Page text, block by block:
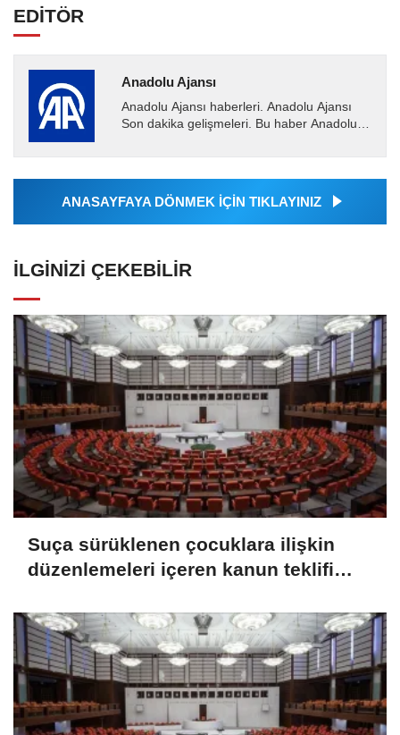
EDİTÖR
Anadolu Ajansı
Anadolu Ajansı haberleri. Anadolu Ajansı
Son dakika gelişmeleri. Bu haber Anadolu
Ajansı tarafından...
ANASAYFAYA DÖNMEK İÇİN TIKLAYINIZ
İLGINIZI ÇEKEBILIR
Suça sürüklenen çocuklara ilişkin
düzenlemeleri içeren kanun teklifi